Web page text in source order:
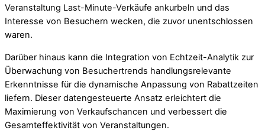
Veranstaltung Last-Minute-Verkäufe ankurbeln und das
Interesse von Besuchern wecken, die zuvor unentschlossen
waren.
Darüber hinaus kann die Integration von Echtzeit-Analytik zur
Überwachung von Besuchertrends handlungsrelevante
Erkenntnisse für die dynamische Anpassung von Rabattzeiten
liefern. Dieser datengesteuerte Ansatz erleichtert die
Maximierung von Verkaufschancen und verbessert die
Gesamteffektivität von Veranstaltungen.